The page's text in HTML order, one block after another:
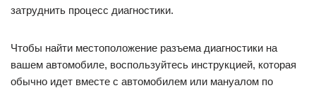
затруднить процесс диагностики.
Чтобы найти местоположение разъема диагностики на
вашем автомобиле, воспользуйтесь инструкцией, которая
обычно идет вместе с автомобилем или мануалом по